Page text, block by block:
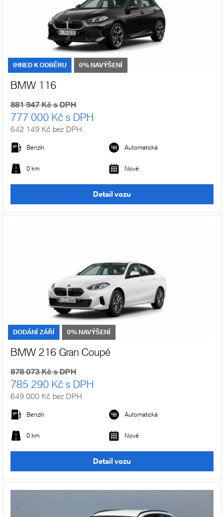
IHNED K ODBĚRU 0% NAVÝŠENÍ
BMW 116
881 947 Kč s DPH
777 000 Kč s DPH
642 149 Kč bez DPH
Benzín Automatická
0 km Nové
Detail vozu
DODÁNÍ ZÁŘÍ 0% NAVÝŠENÍ
BMW 216 Gran Coupé
878 073 Kč s DPH
785 290 Kč s DPH
649 000 Kč bez DPH
Benzín Automatická
0 km Nové
Detail vozu